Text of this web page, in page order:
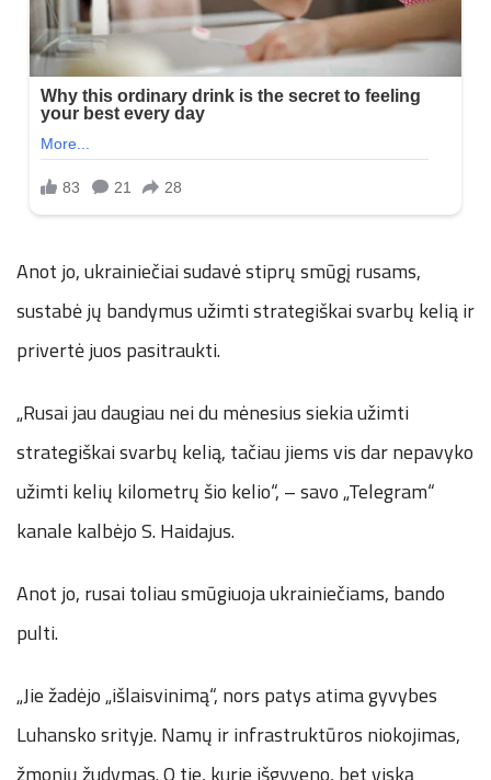
Anot jo, ukrainiečiai sudavė stiprų smūgį rusams,
sustabė jų bandymus užimti strategiškai svarbų kelią ir
privertė juos pasitraukti.
„Rusai jau daugiau nei du mėnesius siekia užimti
strategiškai svarbų kelią, tačiau jiems vis dar nepavyko
užimti kelių kilometrų šio kelio“, – savo „Telegram“
kanale kalbėjo S. Haidajus.
Anot jo, rusai toliau smūgiuoja ukrainiečiams, bando
pulti.
„Jie žadėjo „išlaisvinimą“, nors patys atima gyvybes
Luhansko srityje. Namų ir infrastruktūros niokojimas,
žmonių žudymas. O tie, kurie išgyveno, bet viską